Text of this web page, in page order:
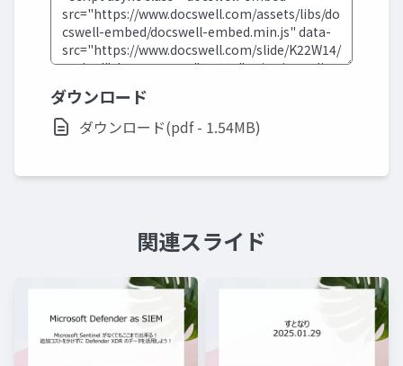
ダウンロード
ダウンロード(pdf - 1.54MB)
関連スライド